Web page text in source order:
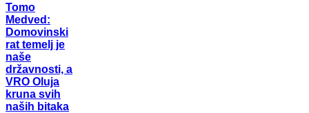
Tomo
Medved:
Domovinski
rat temelj je
naše
državnosti, a
VRO Oluja
kruna svih
naših bitaka